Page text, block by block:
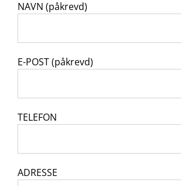
NAVN (påkrevd)
E-POST (påkrevd)
TELEFON
ADRESSE